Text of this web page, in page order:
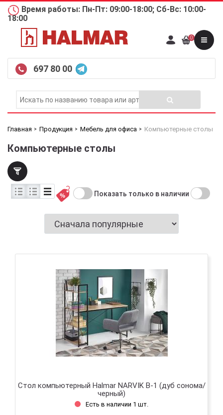
Время работы: Пн-Пт: 09:00-18:00; Сб-Вс: 10:00-
18:00
697 80 00
0
Главная Продукция Мебель для офиса Компьютерные столы
Компьютерные столы
Показать только в наличии
Стол компьютерный Halmar NARVIK B-1 (дуб сонома/
черный)
Есть в наличии 1 шт.